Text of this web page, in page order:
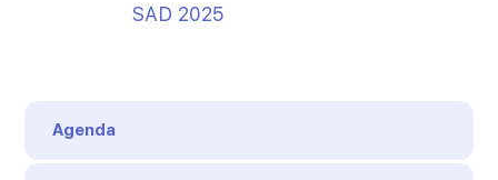
SAD 2025
Agenda